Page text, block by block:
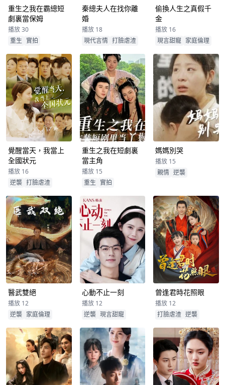
重生之我在霸總短
劇裏當保姆
播放 30
重生 實拍
秦總夫人在找你離
婚
播放 18
現代言情 打臉虐渣
偷換人生之真假千
金
播放 16
現言甜寵 家庭倫理
覺醒當天，我當上
全國狀元
播放 16
逆襲 打臉虐渣
重生之我在短劇裏
當主角
播放 15
重生 實拍
媽媽別哭
播放 15
親情 逆襲
醫武雙絕
播放 12
逆襲 家庭倫理
心動不止一刻
播放 12
逆襲 現言甜寵
曾逢君時花照眼
播放 12
打臉虐渣 逆襲